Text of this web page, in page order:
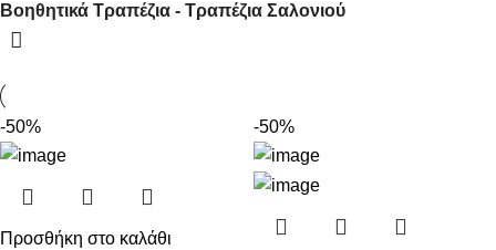
Βοηθητικά Τραπέζια - Τραπέζια Σαλονιού
-50%
Προσθήκη στο καλάθι
-50%